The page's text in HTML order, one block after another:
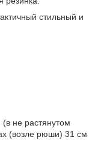
стильный и
не растянутом
(возле рюши) 31 см